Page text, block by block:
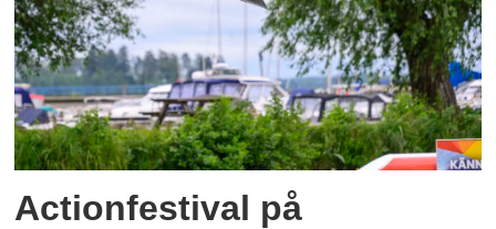
Actionfestival på